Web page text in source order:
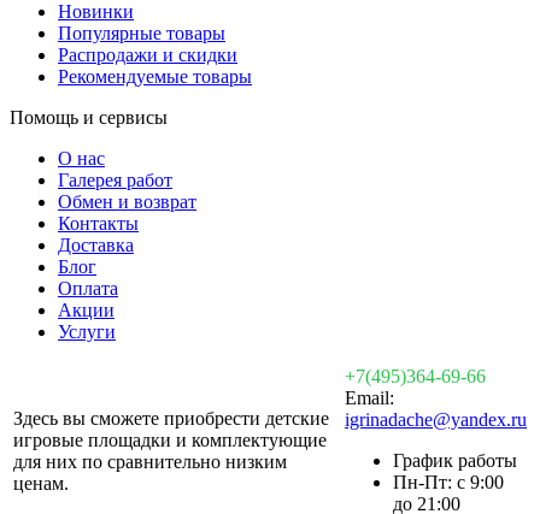
Новинки
Популярные товары
Распродажи и скидки
Рекомендуемые товары
Помощь и сервисы
О нас
Галерея работ
Обмен и возврат
Контакты
Доставка
Блог
Оплата
Акции
Услуги
Здесь вы сможете приобрести детские
игровые площадки и комплектующие
для них по сравнительно низким
ценам.
+7(495)364-69-66
Email:
igrinadache@yandex.ru
График работы
Пн-Пт: с 9:00
до 21:00